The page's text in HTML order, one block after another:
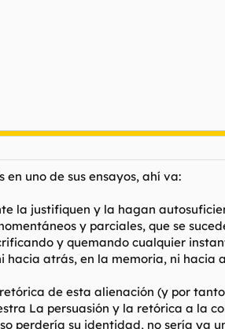
uno de sus ensayos, ahí va:
la justifiquen y la hagan
y parciales, que se
y quemando cualquier
atrás, en la memoria, ni hacia
de esta alienación (y por
La persuasión y la retórica a la
su identidad, no sería ya